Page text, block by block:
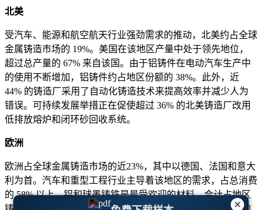
×
北美
受汽车、能源和航空航天行业强劲需求的推动，北美约占全球
金属铸造市场的 19%。美国在该地区产量中处于领先地位，
超过总产量的 67% 来自该国。由于铝铸件在电动汽车生产中
的使用不断增加，铝铸件约占地区份额的 38%。此外，近
44% 的铸造厂采用了自动化铸造技术来提高效率并减少人为
错误。可持续发展举措正在促使超过 36% 的北美铸造厂改用
低排放熔炉和闭环砂回收系统。
欧洲
欧洲占全球金属铸造市场的近23%，其中以德国、法国和意大
利为首。汽车和重型工程行业主导着该地区的需求，占总消费
的 58% 以上。铝和球墨铸铁是最受欢迎的材料，合计占地区